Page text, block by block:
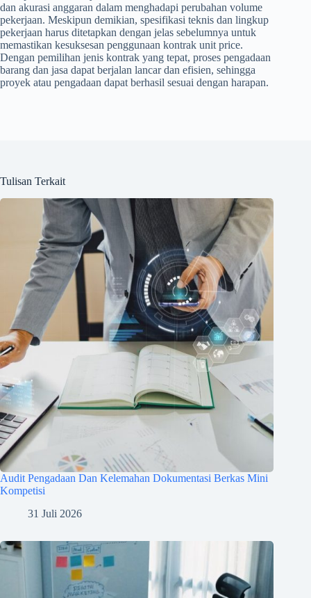
dan akurasi anggaran dalam menghadapi perubahan volume
pekerjaan. Meskipun demikian, spesifikasi teknis dan lingkup
pekerjaan harus ditetapkan dengan jelas sebelumnya untuk
memastikan kesuksesan penggunaan kontrak unit price.
Dengan pemilihan jenis kontrak yang tepat, proses pengadaan
barang dan jasa dapat berjalan lancar dan efisien, sehingga
proyek atau pengadaan dapat berhasil sesuai dengan harapan.
Tulisan Terkait
Audit Pengadaan Dan Kelemahan Dokumentasi Berkas Mini
Kompetisi
31 Juli 2026